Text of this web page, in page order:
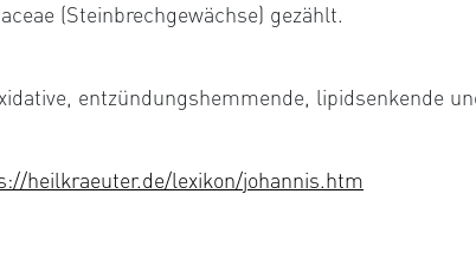
(Steinbrechgewächse) gezählt.
entzündungshemmende, lipidsenkende
heilkraeuter.de/lexikon/johannis.htm